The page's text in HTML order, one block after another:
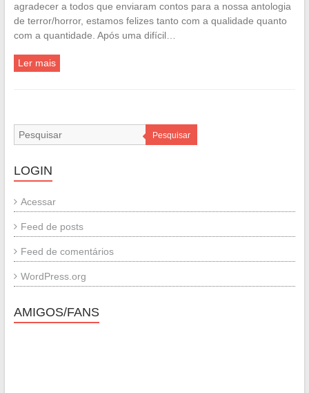
agradecer a todos que enviaram contos para a nossa antologia
de terror/horror, estamos felizes tanto com a qualidade quanto
com a quantidade. Após uma difícil…
Ler mais
Pesquisar
LOGIN
Acessar
Feed de posts
Feed de comentários
WordPress.org
AMIGOS/FANS